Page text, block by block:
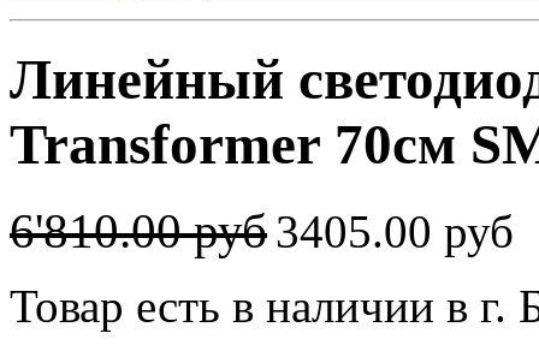
Линейный
Transformer 70см
6'810.00 руб3405.00 руб
Товар есть в наличии в г.